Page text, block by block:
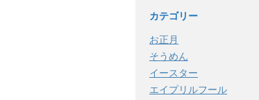
カテゴリー
お正月
そうめん
イースター
エイプリルフール